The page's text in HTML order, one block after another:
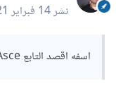
نشر14 فبراير 2021
اسفه اقصد التابع orderAsce () بدل من orderDesc()